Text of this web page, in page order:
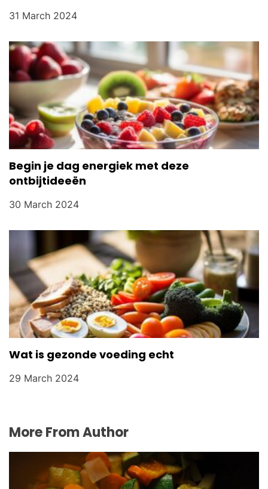
31 March 2024
Begin je dag energiek met deze
ontbijtideeën
30 March 2024
Wat is gezonde voeding echt
29 March 2024
More From Author